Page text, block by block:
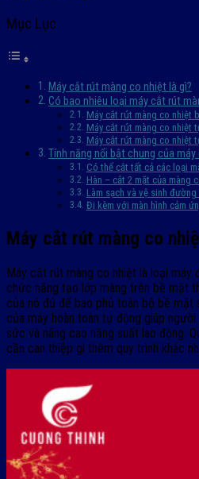
Mục Lục
Máy cắt rút màng co nhiệt là gì?
Có bao nhiêu loại máy cắt rút
Máy cắt rút màng co nhiệt
Máy cắt rút màng co nhiệt
Máy cắt rút màng co nhiệt
Tính năng nổi bật chung của
Có thể cắt tất cả các loại
Hàn – cắt 2 mặt của màng
Làm sạch và vệ sinh đường
Đi kèm với màn hình cảm
Máy cắt rút màng co
Máy cắt rút màng co nhiệt là loại
chức năng tạo lớp màng trên bề mặt
của nó đủ để bao phủ toàn bộ bề mặt
của máy hoàn toàn tự động giúp
sức và nâng cao năng suất lao động.
cần can thiệp gì thêm quy trình khác